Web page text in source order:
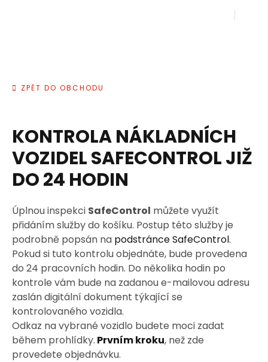
ZPĚT DO OBCHODU
KONTROLA NÁKLADNÍCH
VOZIDEL SAFECONTROL JIŽ
DO 24 HODIN
Úplnou inspekci SafeControl můžete využít
přidáním služby do košíku. Postup této služby je
podrobně popsán na podstránce SafeControl.
Pokud si tuto kontrolu objednáte, bude provedena
do 24 pracovních hodin. Do několika hodin po
kontrole vám bude na zadanou e-mailovou adresu
zaslán digitální dokument týkající se
kontrolovaného vozidla.
Odkaz na vybrané vozidlo budete moci zadat
během prohlídky. Prvním kroku, než zde
provedete objednávku.